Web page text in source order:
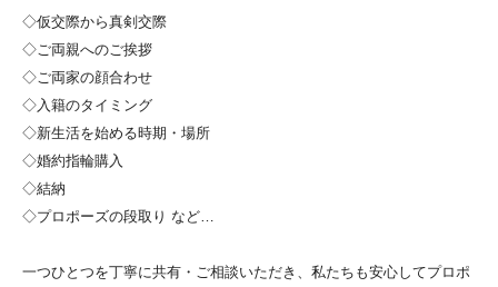
◇仮交際から真剣交際
◇ご両親へのご挨拶
◇ご両家の顔合わせ
◇入籍のタイミング
◇新生活を始める時期・場所
◇婚約指輪購入
◇結納
◇プロポーズの段取り など…
一つひとつを丁寧に共有・ご相談いただき、 私たちも安心してプロポ